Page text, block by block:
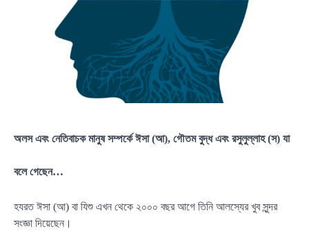
অলস এবং নেতিবাচক মানুষ সম্পর্কে ঈসা (আ), গৌতম বুদ্ধ এবং রসুলুল্লাহ (স) যা
বলে গেছেন…
হযরত ঈসা (আ) বা যিশু এখন থেকে ২০০০ বছর আগে তিনি আলস্যের খুব সুন্দর
সংজ্ঞা দিয়েছেন।